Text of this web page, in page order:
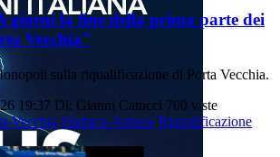
giorni la fine della prima parte dei
Vecchia"
sulla riqualificazione di Porta Vecchia.
19:37 Di: Gianni Catucci 700 viste
Vecchia Sindaco-Annese Riqualificazione